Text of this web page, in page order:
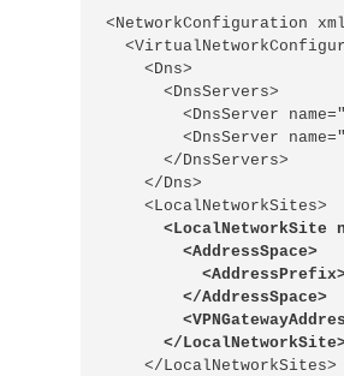
<NetworkConfiguration
<Dns>
<DnsServers>
<DnsServer
<DnsServer
</DnsServers>
</Dns>
<LocalNetworkSite
<AddressSpace>
</AddressSpace>
</
</LocalNetworkSites>